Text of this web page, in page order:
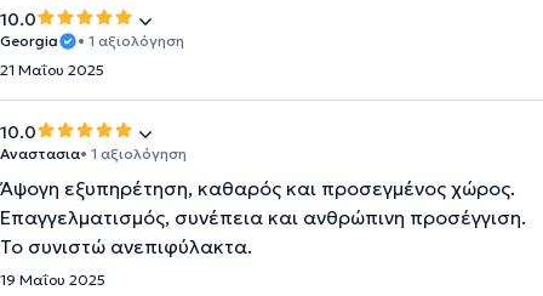
10.0
Georgia
• 1 αξιολόγηση
21 Μαΐου 2025
10.0
Αναστασια• 1 αξιολόγηση
Άψογη εξυπηρέτηση, καθαρός και προσεγμένος χώρος.
Επαγγελματισμός, συνέπεια και ανθρώπινη προσέγγιση.
Το συνιστώ ανεπιφύλακτα.
19 Μαΐου 2025